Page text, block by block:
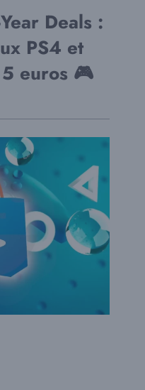
Deals :
PS4 et
euros 🎮